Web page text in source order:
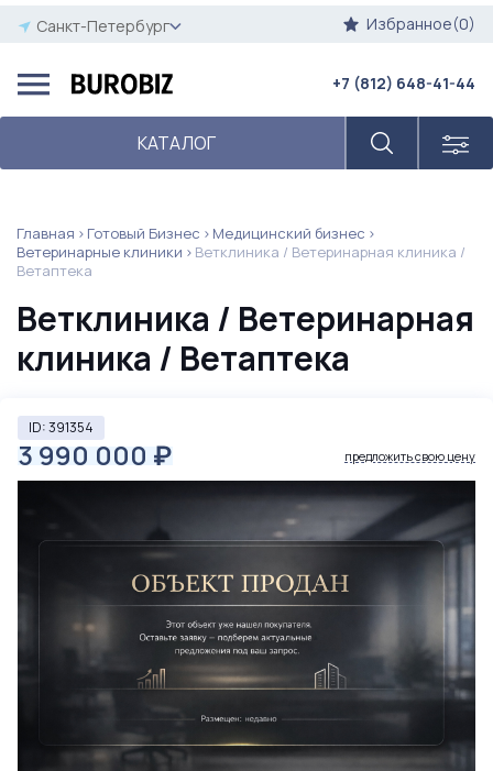
Санкт-Петербург Избранное(0)
КАТАЛОГ
+7 (812) 648-41-44
Главная Готовый Бизнес
Медицинский бизнес
Ветеринарные клиники
Ветклиника / Ветеринарная клиника /
Ветаптека
Ветклиника / Ветеринарная
клиника / Ветаптека
ID: 391354
3 990 000 ₽ предложить свою цену